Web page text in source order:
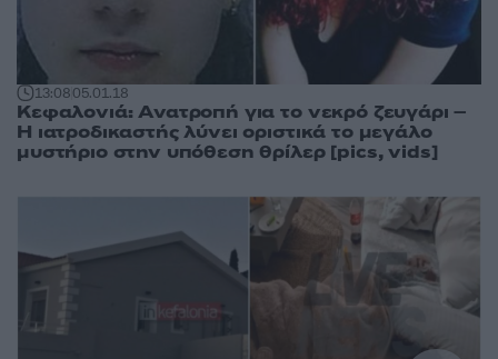
13:0805.01.18
Κεφαλονιά: Ανατροπή για το νεκρό ζευγάρι –
Η ιατροδικαστής λύνει οριστικά το μεγάλο
μυστήριο στην υπόθεση θρίλερ [pics, vids]